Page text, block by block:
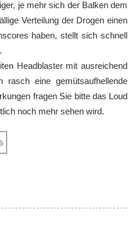
je mehr sich der Balken dem
Verteilung der Drogen einen
haben, stellt sich schnell
Headblaster mit ausreichend
eine gemütsaufhellende
fragen Sie bitte das Loud
noch mehr sehen wird.